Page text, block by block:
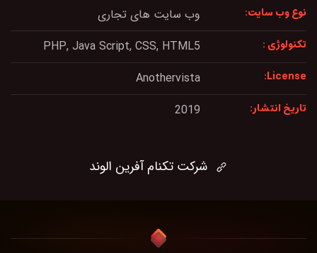
نوع وب سایت: وب سایت های تجاری
تکنولوژی : PHP, Java Script, CSS, HTML5
License:
Anothervista
تاریخ انتشار: 2019
شرکت تکنام آفرین الوند